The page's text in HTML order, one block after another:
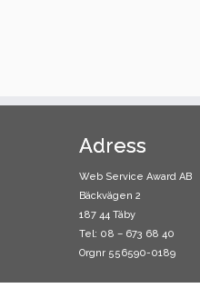
Adress
Web Service Award AB
Bäckvägen 2
187 44 Täby
Tel: 08 – 673 68 40
Orgnr 556590-0189